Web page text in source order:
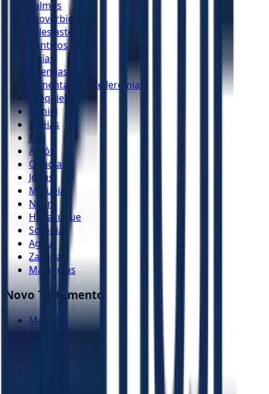
Salmos
Provérbios
Eclesiastes
Cânticos
Isaías
Jeremias
Lamentações de Jeremias
Ezequiel
Daniel
Oséias
Joel
Amós
Obadias
Jonas
Miquéias
Naum
Habacuque
Sofonias
Ageu
Zacarias
Malaquias
Novo Testamento
Mateus